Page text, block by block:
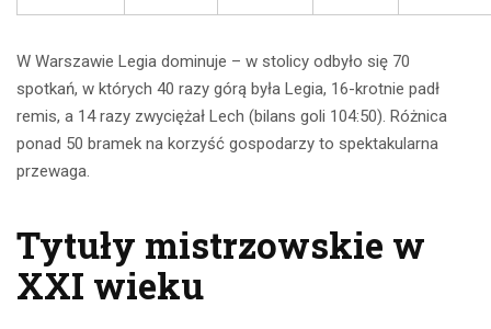
W Warszawie Legia dominuje – w stolicy odbyło się 70
spotkań, w których 40 razy górą była Legia, 16-krotnie padł
remis, a 14 razy zwyciężał Lech (bilans goli 104:50). Różnica
ponad 50 bramek na korzyść gospodarzy to spektakularna
przewaga.
Tytuły mistrzowskie w
XXI wieku